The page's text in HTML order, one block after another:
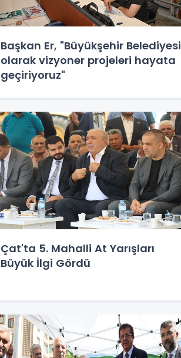
Başkan Er, "Büyükşehir Belediyesi
olarak vizyoner projeleri hayata
geçiriyoruz"
Çat'ta 5. Mahalli At Yarışları
Büyük İlgi Gördü